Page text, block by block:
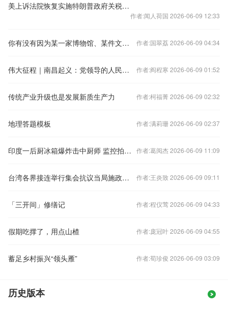
美上诉法院恢复实施特朗普政府关税政策
作者:闻人荷国 2026-06-09 12:33
你有没有因为某一家博物馆、某件文物，第一次真正理解一个陌生国家或文明？ 作者:国翠荔 2026-06-09 04:34
伟大征程｜南昌起义：党领导的人民军队从此诞生 作者:阎程寒 2026-06-09 01:52
传统产业升级也是发展新质生产力 作者:柯福菁 2026-06-09 02:32
地理答题模板 作者:满莉珊 2026-06-09 02:37
印度一后厨冰箱爆炸击中厨师 监控拍下恐怖过程 作者:葛阅杰 2026-06-09 11:09
台湾各界接连举行集会抗议当局施政无能 作者:王炎致 2026-06-09 09:11
「三开间」修缮记 作者:程仪莺 2026-06-09 04:33
假期吃撑了，用点山楂 作者:庞冠叶 2026-06-09 04:55
蓄足乡村振兴“领头雁” 作者:荀珍俊 2026-06-09 03:09
历史版本